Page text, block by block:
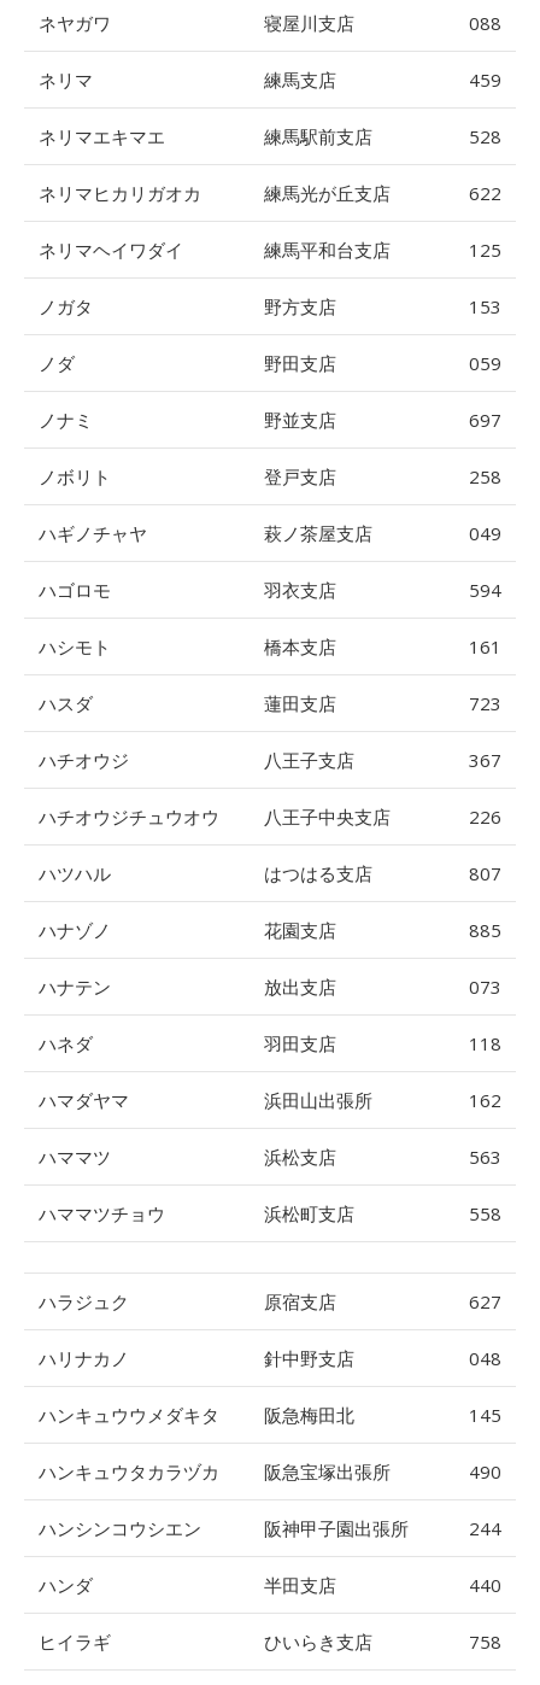
ネヤガワ 寝屋川支店 088
ネリマ 練馬支店 459
ネリマエキマエ 練馬駅前支店 528
ネリマヒカリガオカ 練馬光が丘支店 622
ネリマヘイワダイ 練馬平和台支店 125
ノガタ 野方支店 153
ノダ 野田支店 059
ノナミ 野並支店 697
ノボリト 登戸支店 258
ハギノチャヤ 萩ノ茶屋支店 049
ハゴロモ 羽衣支店 594
ハシモト 橋本支店 161
ハスダ 蓮田支店 723
ハチオウジ 八王子支店 367
ハチオウジチュウオウ 八王子中央支店 226
ハツハル はつはる支店 807
ハナゾノ 花園支店 885
ハナテン 放出支店 073
ハネダ 羽田支店 118
ハマダヤマ 浜田山出張所 162
ハママツ 浜松支店 563
ハママツチョウ 浜松町支店 558
ハラジュク 原宿支店 627
ハリナカノ 針中野支店 048
ハンキュウウメダキタ 阪急梅田北 145
ハンキュウタカラヅカ 阪急宝塚出張所 490
ハンシンコウシエン 阪神甲子園出張所 244
ハンダ 半田支店 440
ヒイラギ ひいらき支店 758